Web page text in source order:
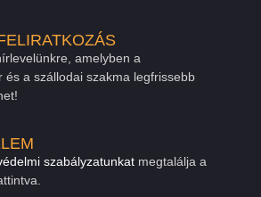
amelyben a
és a szállodai szakma legfrissebb
szabályzatunkat megtalálja a